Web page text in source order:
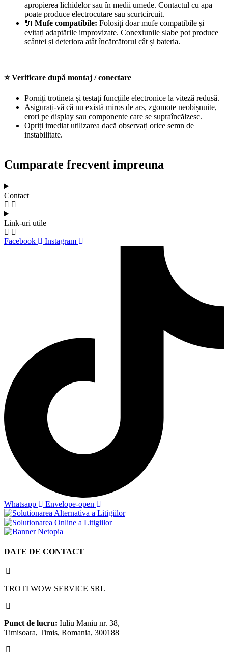
apropierea lichidelor sau în medii umede. Contactul cu apa
poate produce electrocutare sau scurtcircuit.
🔌 Mufe compatibile: Folosiți doar mufe compatibile și
evitați adaptările improvizate. Conexiunile slabe pot produce
scântei și deteriora atât încărcătorul cât și bateria.
⭐ Verificare după montaj / conectare
Porniți trotineta și testați funcțiile electronice la viteză redusă.
Asigurați-vă că nu există miros de ars, zgomote neobișnuite,
erori pe display sau componente care se supraîncălzesc.
Opriți imediat utilizarea dacă observați orice semn de
instabilitate.
Cumparate frecvent impreuna
Contact
Link-uri utile
Facebook Instagram
Whatsapp Envelope-open
DATE DE CONTACT
TROTI WOW SERVICE SRL
Punct de lucru: Iuliu Maniu nr. 38,
Timisoara, Timis, Romania, 300188